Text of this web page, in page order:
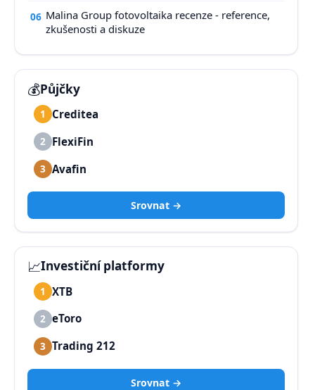
06 Malina Group fotovoltaika recenze - reference,
zkušenosti a diskuze
💰Půjčky
1 Creditea
2 FlexiFin
3 Avafin
Srovnat →
📈Investiční platformy
1 XTB
2 eToro
3 Trading 212
Srovnat →